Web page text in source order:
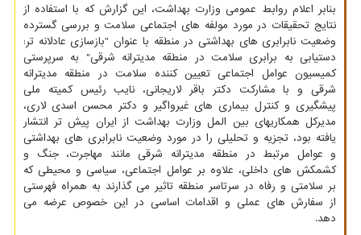
بنابر اعلام روابط عمومی وزارت بهداشت، این گزارش که با استفاده از
نتایج تحقیقات در مورد مولفه های اجتماعی سلامت و بررسی گسترده
وضعیت نابرابری های بهداشتی در منطقه با عنوان "بازسازی عادلانه تر:
دستیابی به برابری سلامت در منطقه مدیترانه شرقی" به سرپرستی
کمیسیون عوامل اجتماعی تعیین کننده سلامت در منطقه مدیترانه
شرقی و با مشارکت دکتر باقر لاریجانی، نایب رئیس کمیته ملی
پیشگیری و کنترل بیماری های غیرواگیر و دکتر محسن اسدی لاری،
مدیرکل همکاریهای بین المل وزارت بهداشت از ایران پیش تر انتشار
یافته بود، تجزیه و تحلیلی را در مورد وضعیت نابرابری های بهداشتی
و عوامل مرتبط در منطقه مدیترانه شرقی مانند مهاجرت، جنگ و
کشمکش های داخلی، علاوه بر عوامل اجتماعی، سیاسی و محیطی که
بر سلامتی و رفاه در سرتاسر منطقه تاثیر می گذارند به همراه فهرستی
از سفارش های عملی و اقدامات اساسی در این خصوص عرضه می
دهد.